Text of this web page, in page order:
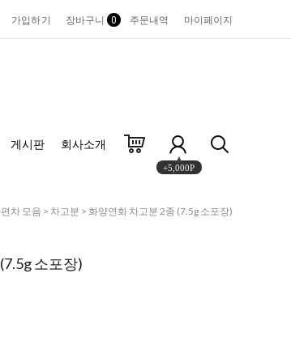
가입하기 장바구니 0 주문내역 마이페이지
게시판 회사소개
+5,000P
차 모음 > 차고분 > 화양연화 차고분 2종 (7.5g 소포장)
소포장)